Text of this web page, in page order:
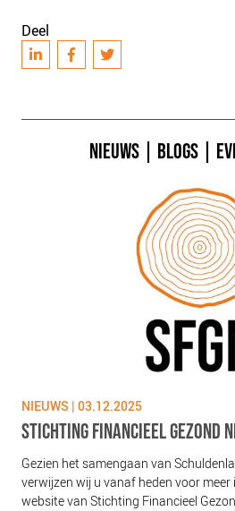
Deel
NIEUWS BLOGS
NIEUWS | 03.12.2025
STICHTING FINANCIEEL GEZOND
Gezien het samengaan van
verwijzen wij u vanaf heden voor
website van Stichting Financieel